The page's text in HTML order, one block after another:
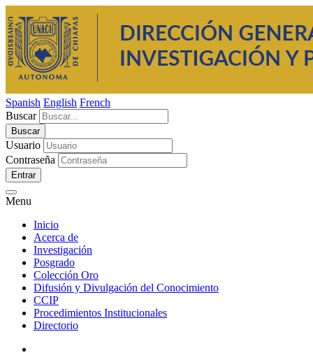
Spanish English French
Buscar
Usuario
Contraseña
Entrar
Menu
Inicio
Acerca de
Investigación
Posgrado
Colección Oro
Difusión y Divulgación del Conocimiento
CCIP
Procedimientos Institucionales
Directorio